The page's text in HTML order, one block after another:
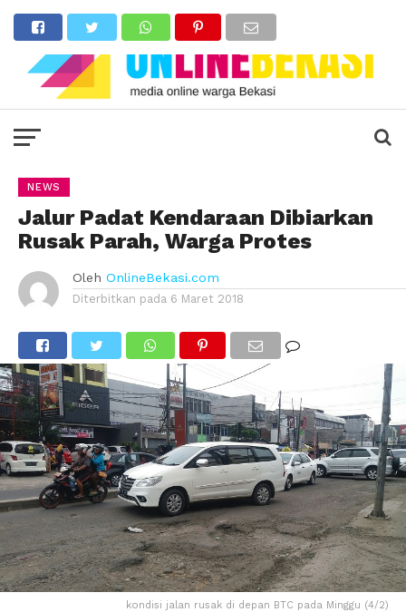
NEWS
Jalur Padat Kendaraan Dibiarkan
Rusak Parah, Warga Protes
Oleh OnlineBekasi.com
Diterbitkan pada 6 Maret 2018
kondisi jalan rusak di depan BTC pada Minggu (4/2)